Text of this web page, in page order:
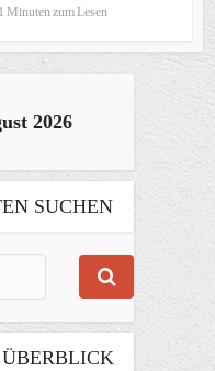
1 Minuten zum Lesen
2026
SUCHEN